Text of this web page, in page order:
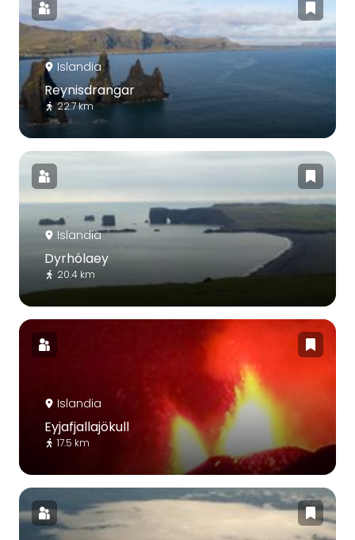
Islandia
Reynisdrangar
22.7 km
Islandia
Dyrhólaey
20.4 km
Islandia
Eyjafjallajökull
17.5 km